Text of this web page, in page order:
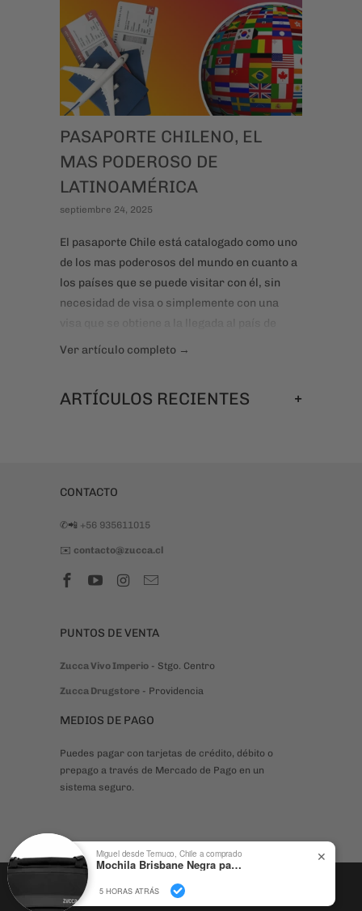
PASAPORTE CHILENO, EL
MAS PODEROSO DE
LATINOAMÉRICA
septiembre 24, 2025
El pasaporte Chile está catalogado como uno
de los mas poderosos del mundo en cuanto a
los países que se puede visitar con él, sin
necesidad de visa o simplemente con una
destino. Hay 175 países que permiten la
Ver artículo completo →
+
ARTÍCULOS RECIENTES
CONTACTO
✆📲 +56 935611015
✉️ contacto@zucca.cl
PUNTOS DE VENTA
Zucca Vivo Imperio - Stgo. Centro
Zucca Drugstore - Providencia
MEDIOS DE PAGO
Puedes pagar con tarjetas de crédito, débito o
prepago a través de Mercado de Pago en un
sistema seguro.
© 2026
. Mochilas, Bolsos y Accesorios Urbanos
Tecnología de Shopify
Miguel desde Temuco, Chile a comprado
Mochila Brisbane Negra para Notebook 16" | Roll Top
5 HORAS ATRÁS
✕